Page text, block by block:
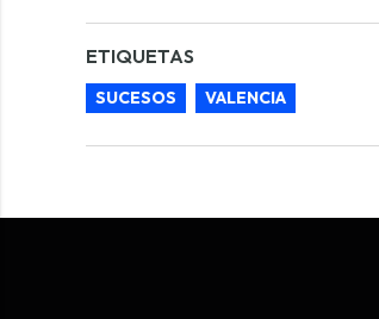
ETIQUETAS
SUCESOS VALENCIA